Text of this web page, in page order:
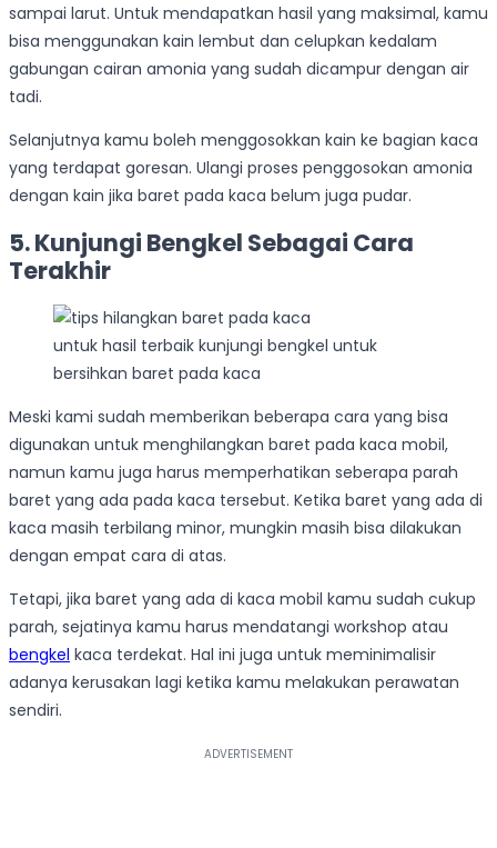
sampai larut. Untuk mendapatkan hasil yang maksimal, kamu
bisa menggunakan kain lembut dan celupkan kedalam
gabungan cairan amonia yang sudah dicampur dengan air
tadi.
Selanjutnya kamu boleh menggosokkan kain ke bagian kaca
yang terdapat goresan. Ulangi proses penggosokan amonia
dengan kain jika baret pada kaca belum juga pudar.
5. Kunjungi Bengkel Sebagai Cara
Terakhir
untuk hasil terbaik kunjungi bengkel untuk
bersihkan baret pada kaca
Meski kami sudah memberikan beberapa cara yang bisa
digunakan untuk menghilangkan baret pada kaca mobil,
namun kamu juga harus memperhatikan seberapa parah
baret yang ada pada kaca tersebut. Ketika baret yang ada di
kaca masih terbilang minor, mungkin masih bisa dilakukan
dengan empat cara di atas.
Tetapi, jika baret yang ada di kaca mobil kamu sudah cukup
parah, sejatinya kamu harus mendatangi workshop atau
bengkel kaca terdekat. Hal ini juga untuk meminimalisir
adanya kerusakan lagi ketika kamu melakukan perawatan
sendiri.